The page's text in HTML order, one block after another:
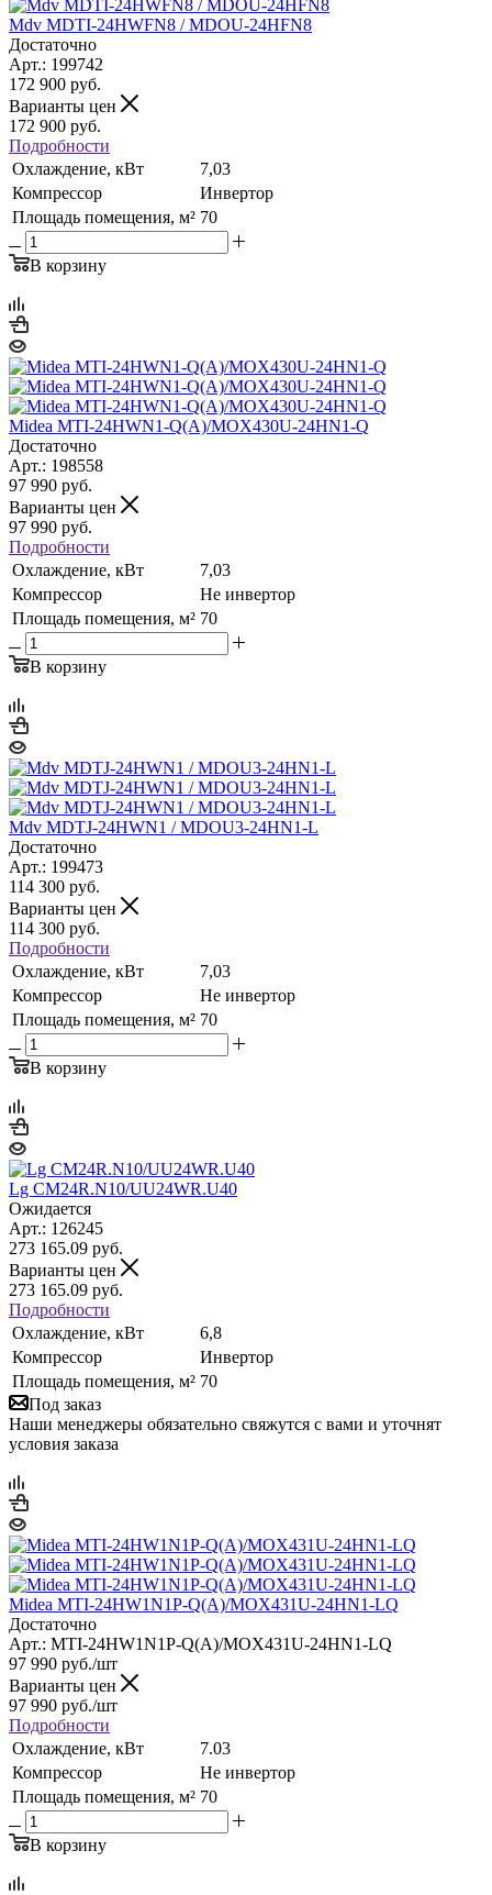
Mdv MDTI-24HWFN8 / MDOU-24HFN8
Достаточно
Арт.: 199742
172 900 руб.
Варианты цен
172 900 руб.
Подробности
Охлаждение, кВт
7,03
Компрессор
Инвертор
Площадь помещения, м² 70
В корзину
Midea MTI-24HWN1-Q(A)/MOX430U-24HN1-Q
Достаточно
Арт.: 198558
97 990 руб.
Варианты цен
97 990 руб.
Подробности
Охлаждение, кВт
7,03
Компрессор
Не инвертор
Площадь помещения, м² 70
В корзину
Mdv MDTJ-24HWN1 / MDOU3-24HN1-L
Достаточно
Арт.: 199473
114 300 руб.
Варианты цен
114 300 руб.
Подробности
Охлаждение, кВт
7,03
Компрессор
Не инвертор
Площадь помещения, м² 70
В корзину
Lg CM24R.N10/UU24WR.U40
Ожидается
Арт.: 126245
273 165.09 руб.
Варианты цен
273 165.09 руб.
Подробности
Охлаждение, кВт
6,8
Компрессор
Инвертор
Площадь помещения, м² 70
Под заказ
Наши менеджеры обязательно свяжутся с вами и уточнят
условия заказа
Midea MTI-24HW1N1P-Q(A)/MOX431U-24HN1-LQ
Достаточно
Арт.: MTI-24HW1N1P-Q(A)/MOX431U-24HN1-LQ
97 990 руб./шт
Варианты цен
97 990 руб./шт
Подробности
Охлаждение, кВт
7.03
Компрессор
Не инвертор
Площадь помещения, м² 70
В корзину